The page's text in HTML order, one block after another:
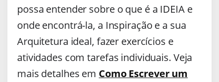
possa entender sobre o que é a IDEIA e
onde encontrá-la, a Inspiração e a sua
Arquitetura ideal, fazer exercícios e
atividades com tarefas individuais. Veja
mais detalhes em Como Escrever um